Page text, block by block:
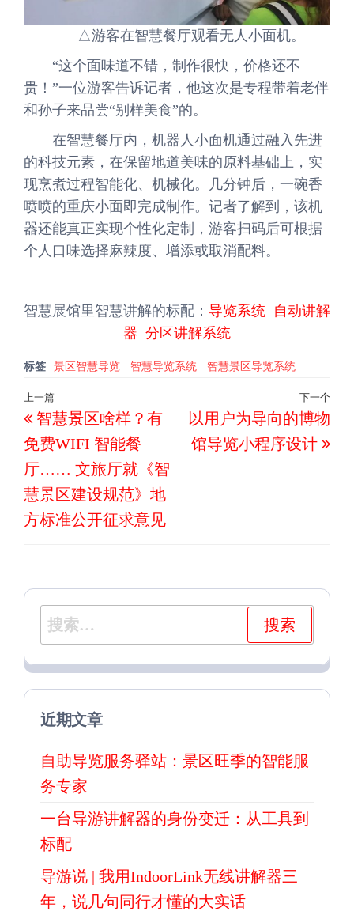
△游客在智慧餐厅观看无人小面机。
“这个面味道不错，制作很快，价格还不
贵！”一位游客告诉记者，他这次是专程带着老伴
和孙子来品尝“别样美食”的。
在智慧餐厅内，机器人小面机通过融入先进
的科技元素，在保留地道美味的原料基础上，实
现烹煮过程智能化、机械化。几分钟后，一碗香
喷喷的重庆小面即完成制作。记者了解到，该机
器还能真正实现个性化定制，游客扫码后可根据
个人口味选择麻辣度、增添或取消配料。
智慧展馆里智慧讲解的标配： 导览系统 自动讲解
器 分区讲解系统
标签 景区智慧导览 智慧导览系统 智慧景区导览系统
文
章
导
航
上
一
篇
文
章
上一篇
智慧景区啥样？有
免费WIFI 智能餐
厅…… 文旅厅就《智
慧景区建设规范》地
方标准公开征求意见
下
下一个
以用户为导向的博物
馆导览小程序设计
搜
索：
近期文章
自助导览服务驿站：景区旺季的智能服
务专家
一台导游讲解器的身份变迁：从工具到
标配
导游说 | 我用IndoorLink无线讲解器三
年，说几句同行才懂的大实话